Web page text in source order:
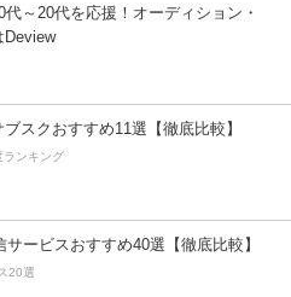
～20代を応援！オーディション・
Deview
スクおすすめ11選【徹底比較】
ランキング
ービスおすすめ40選【徹底比較】
20選